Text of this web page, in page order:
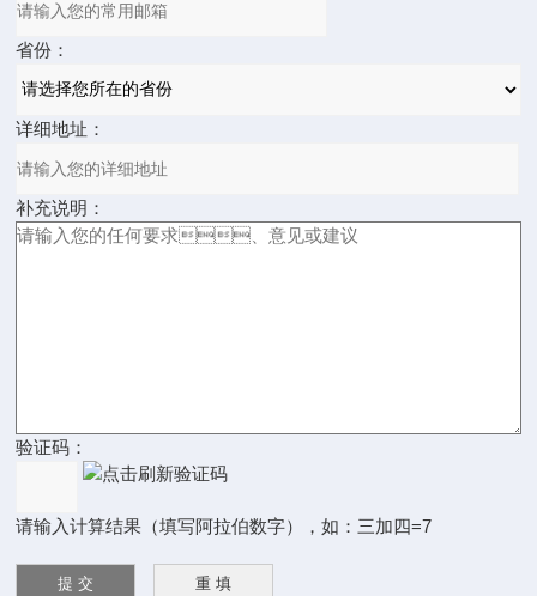
省份：
详细地址：
补充说明：
验证码：
请输入计算结果（填写阿拉伯数字），如：三加四=7